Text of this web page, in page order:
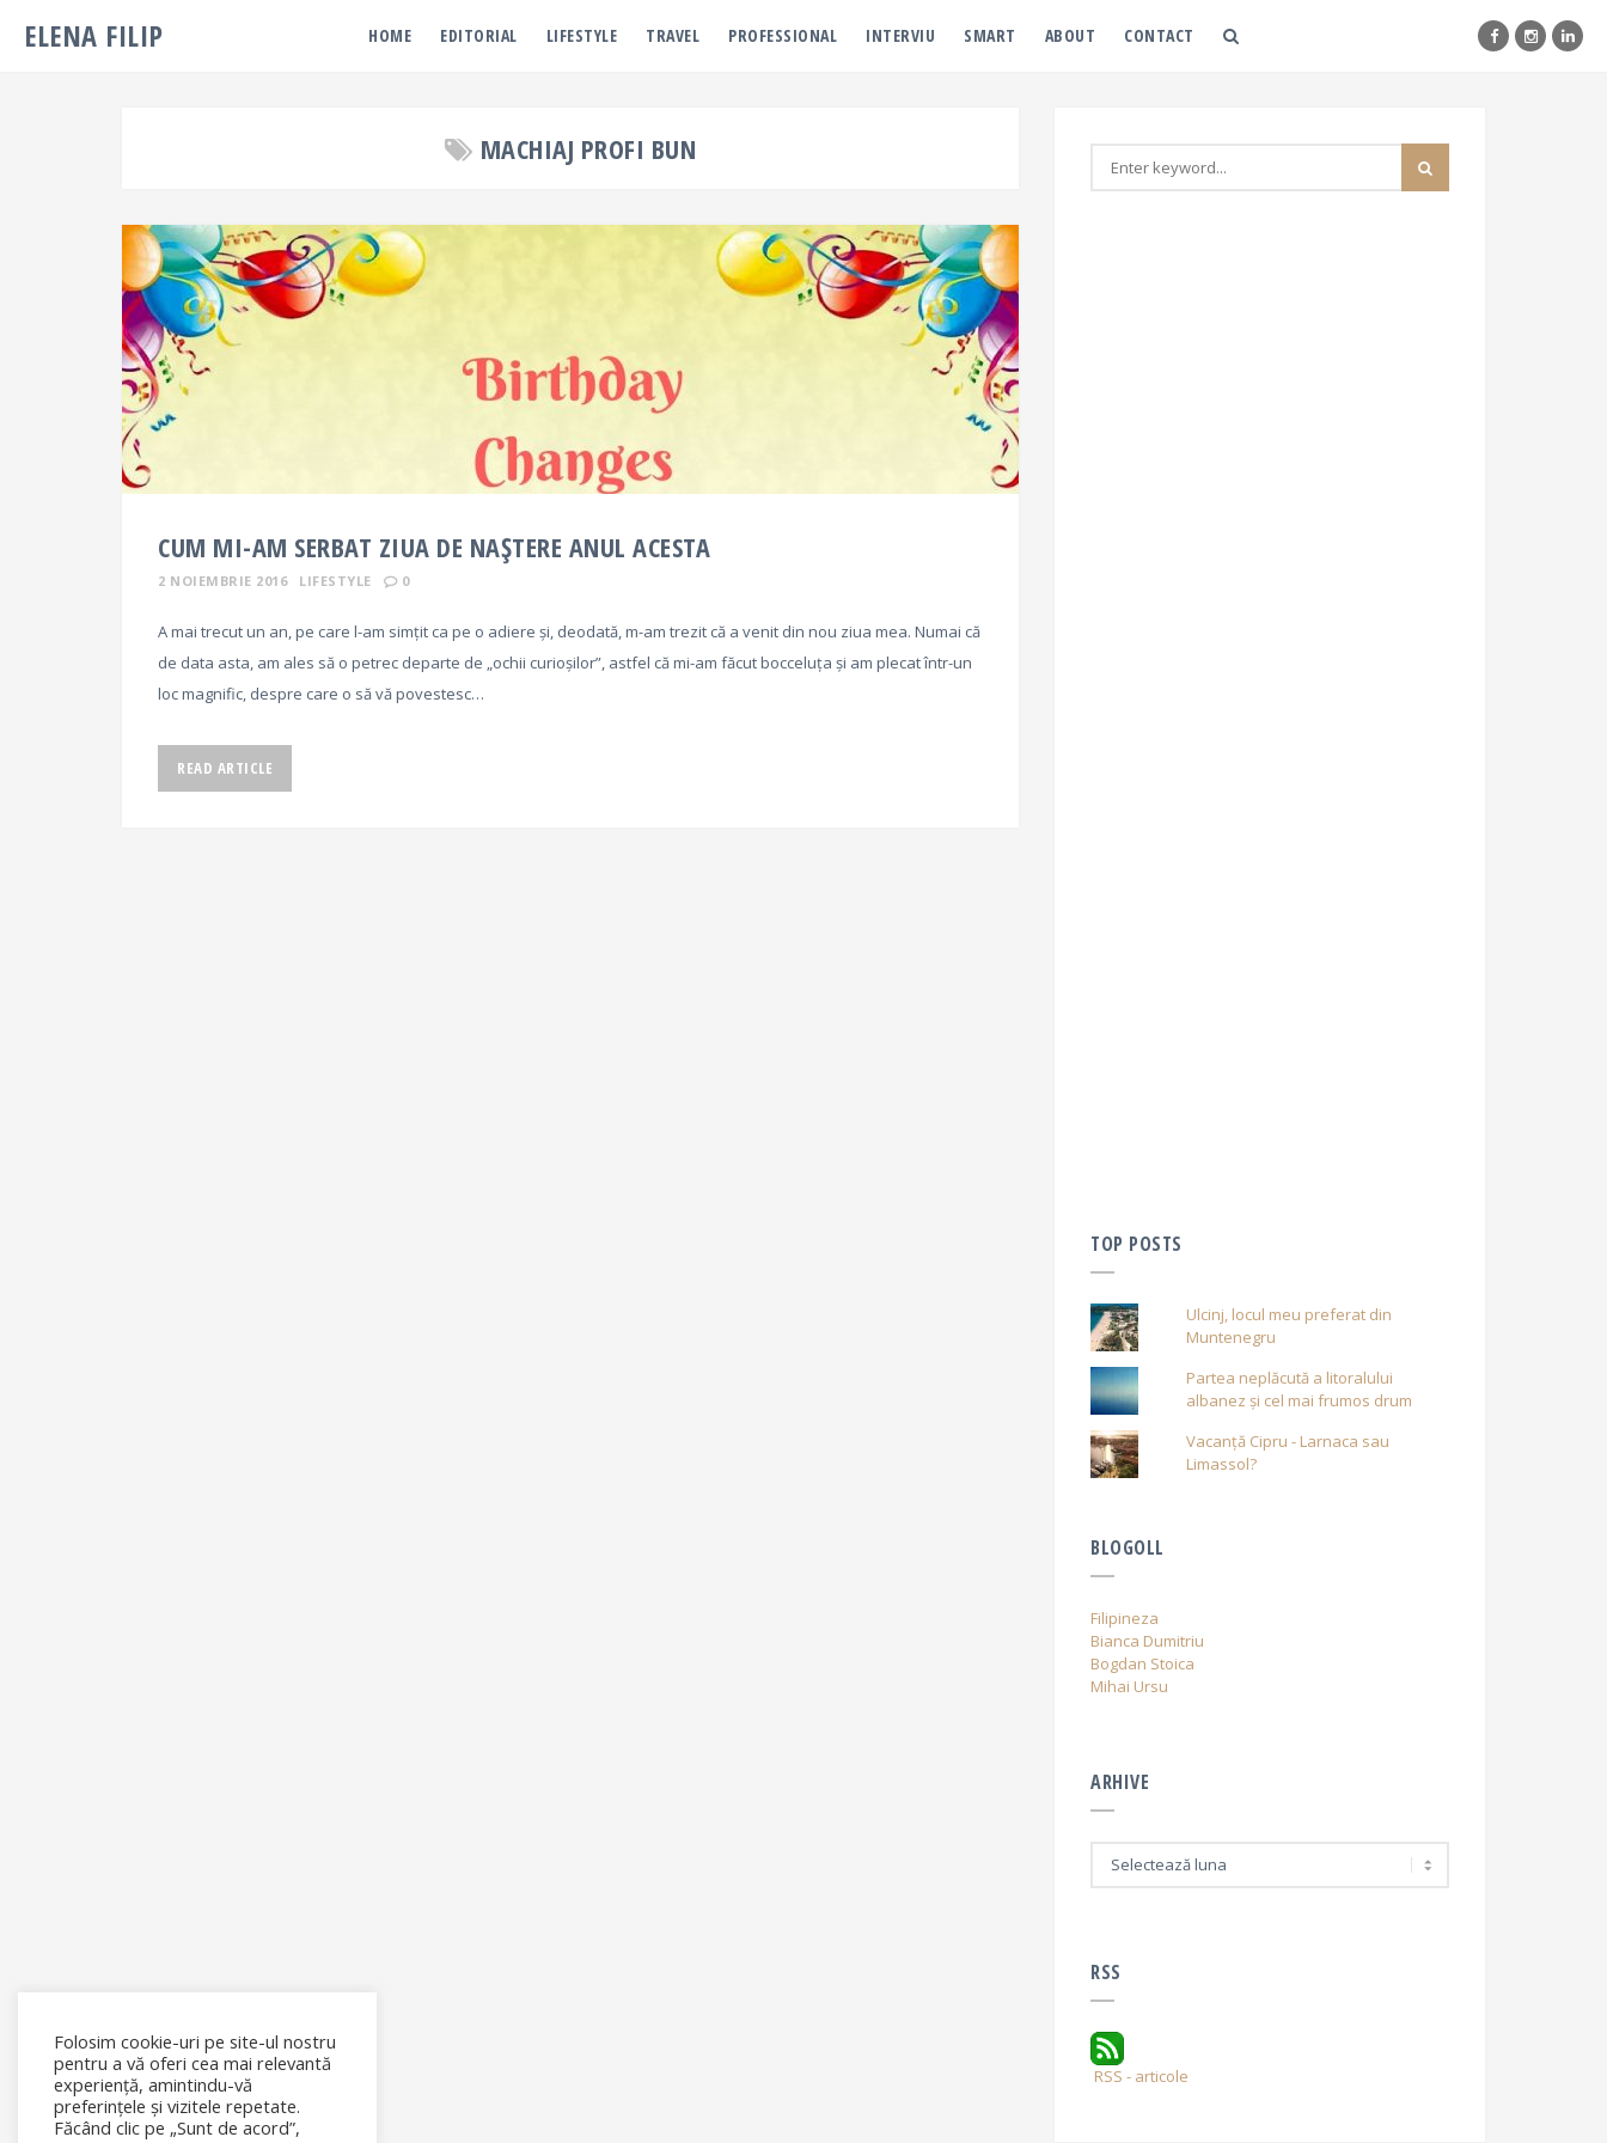
ELENA FILIP HOME EDITORIAL LIFESTYLE TRAVEL PROFESSIONAL INTERVIU SMART ABOUT CONTACT
MACHIAJ PROFI BUN
CUM MI-AM SERBAT ZIUA DE NAȘTERE ANUL ACESTA
2 NOIEMBRIE 2016 LIFESTYLE 0
A mai trecut un an, pe care l-am simțit ca pe o adiere și, deodată, m-am trezit că a venit din nou ziua mea. Numai că
de data asta, am ales să o petrec departe de „ochii curioșilor”, astfel că mi-am făcut bocceluța și am plecat într-un
loc magnific, despre care o să vă povestesc…
READ ARTICLE
TOP POSTS
Ulcinj, locul meu preferat din
Muntenegru
Partea neplăcută a litoralului
albanez și cel mai frumos drum
Vacanță Cipru - Larnaca sau
Limassol?
BLOGOLL
Filipineza
Bianca Dumitriu
Bogdan Stoica
Mihai Ursu
ARHIVE
RSS
RSS - articole
Folosim cookie-uri pe site-ul nostru
pentru a vă oferi cea mai relevantă
experiență, amintindu-vă
preferințele și vizitele repetate.
Făcând clic pe „Sunt de acord”,